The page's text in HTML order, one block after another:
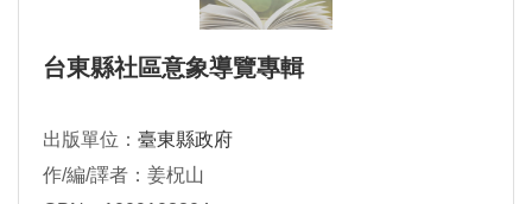
台東縣社區意象導覽專輯
出版單位： 臺東縣政府
作/編/譯者：姜柷山